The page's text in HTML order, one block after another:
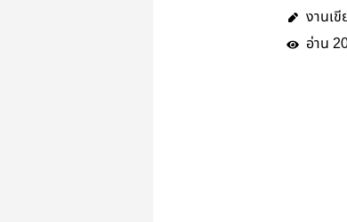
งานเ
อ่าน